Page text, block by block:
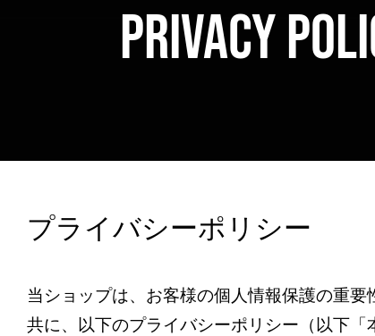
Privacy
プライバシーポリシー
当ショップは、お客様の個人情報保護の重
共に、以下のプライバシーポリシー（以下